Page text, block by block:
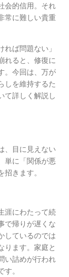
会的信用。それ
常に難しい貴重
ば問題ない」
れると、修復に
。今回は、万が
しを維持するた
て詳しく解説し
、目に見えない
単に「関係が悪
きます。
涯にわたって続
で帰りが遅くな
しているのでは
ります。家庭と
い詰めが行われ
。